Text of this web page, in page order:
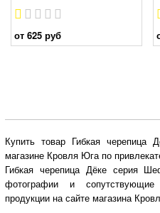
от 625 руб
Купить товар Гибкая
магазине Кровля Юга по
Гибкая черепица Дёке серия
фотографии и
продукции на сайте магазина